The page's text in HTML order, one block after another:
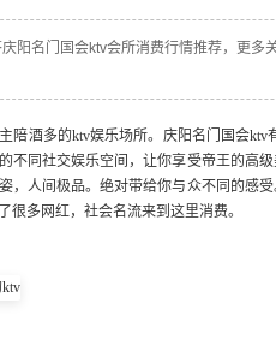
阳名门国会ktv会所消费行情推荐，更
陪酒多的ktv娱乐场所。庆阳名门国会
不同社交娱乐空间，让你享受帝王的高
，人间极品。绝对带给你与众不同的感
很多网红，社会名流来到这里消费。